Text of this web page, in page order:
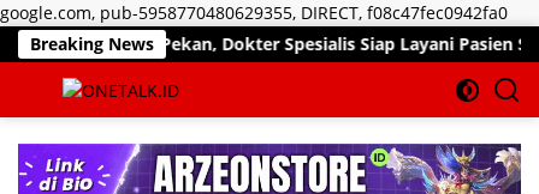
google.com, pub-5958770480629355, DIRECT, f08c47fec0942fa0
ke
Breaking News
Akhir Pekan, Dokter Spesialis Siap Layani Pasien Sabtu, 25